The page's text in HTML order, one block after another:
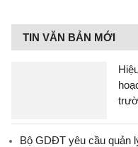
TIN VĂN BẢN MỚI
Bộ GDĐT yêu cầu quản